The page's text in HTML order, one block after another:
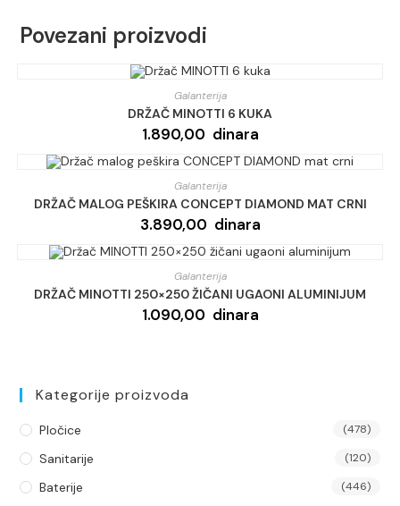
Povezani proizvodi
Galanterija
DRŽAČ MINOTTI 6 KUKA
1.890,00 dinara
Galanterija
DRŽAČ MALOG PEŠKIRA CONCEPT DIAMOND MAT CRNI
3.890,00 dinara
Galanterija
DRŽAČ MINOTTI 250×250 ŽIČANI UGAONI ALUMINIJUM
1.090,00 dinara
Kategorije proizvoda
Pločice (478)
Sanitarije (120)
Baterije (446)